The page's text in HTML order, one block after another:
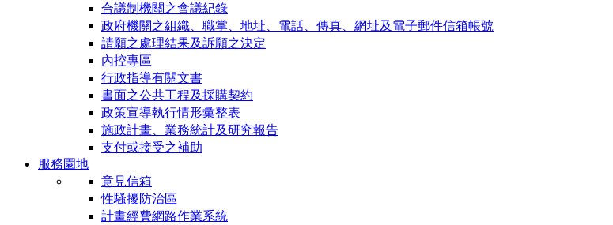
合議制機關之會議紀錄
政府機關之組織、職掌、地址、電話、傳真、網址及電子郵件信箱帳號
請願之處理結果及訴願之決定
內控專區
行政指導有關文書
書面之公共工程及採購契約
政策宣導執行情形彙整表
施政計畫、業務統計及研究報告
支付或接受之補助
服務園地
意見信箱
性騷擾防治區
計畫經費網路作業系統